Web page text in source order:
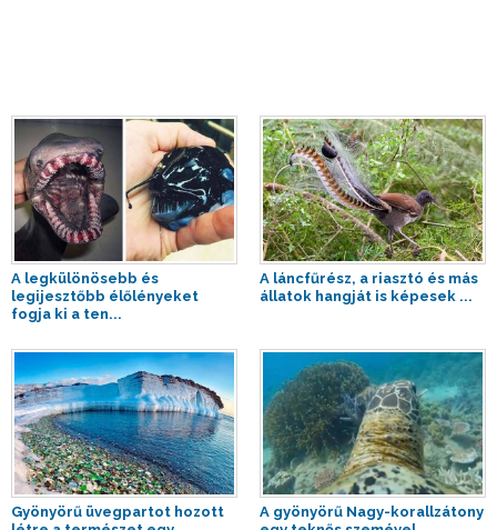
A legkülönösebb és
legijesztőbb élőlényeket
fogja ki a ten...
A láncfűrész, a riasztó és más
állatok hangját is képesek ...
Gyönyörű üvegpartot hozott
A gyönyörű Nagy-korallzátony